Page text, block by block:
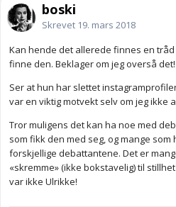
boski
Skrevet 19. mars 2018
Kan hende det allerede finnes en
finne den. Beklager om jeg overså det!
Ser at hun har slettet
var en viktig motvekt selv om jeg ikke
Tror muligens det kan ha noe med
som fikk den med seg, og mange
forskjellige debattantene. Det er
«skremme» (ikke bokstavelig) til
var ikke Ulrikke!